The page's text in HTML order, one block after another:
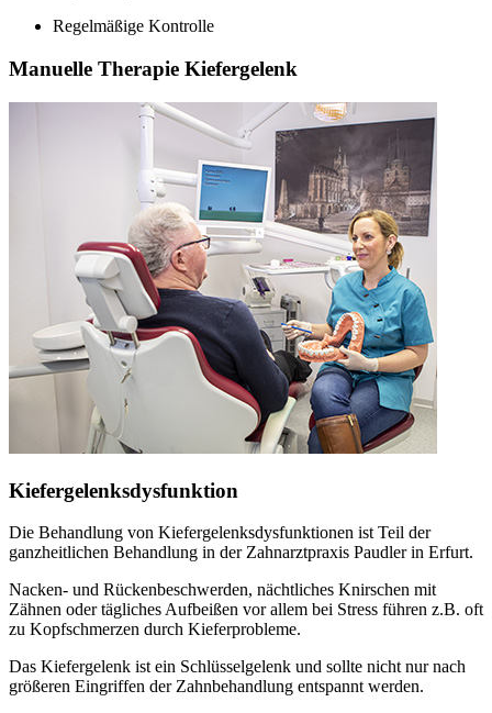
Regelmäßige Kontrolle
Manuelle Therapie Kiefergelenk
Kiefergelenksdysfunktion
Die Behandlung von Kiefergelenksdysfunktionen ist Teil der
ganzheitlichen Behandlung in der Zahnarztpraxis Paudler in Erfurt.
Nacken- und Rückenbeschwerden, nächtliches Knirschen mit
Zähnen oder tägliches Aufbeißen vor allem bei Stress führen z.B. oft
zu Kopfschmerzen durch Kieferprobleme.
Das Kiefergelenk ist ein Schlüsselgelenk und sollte nicht nur nach
größeren Eingriffen der Zahnbehandlung entspannt werden.